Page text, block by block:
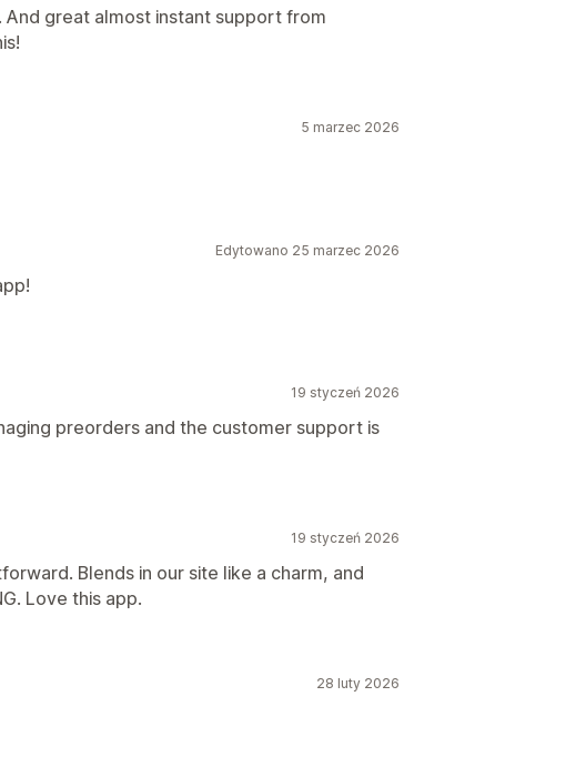
great almost instant support from
5 marzec 2026
Edytowano 25 marzec 2026
19 styczeń 2026
preorders and the customer support is
19 styczeń 2026
Blends in our site like a charm, and
Love this app.
28 luty 2026